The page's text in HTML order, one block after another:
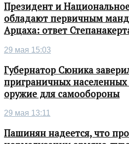
Президент и
обладают первичным
Арцаха: ответ
29 мая 15:03
Губернатор Сюника
приграничных населенных
оружие для самообороны
29 мая 13:11
Пашинян надеется, что